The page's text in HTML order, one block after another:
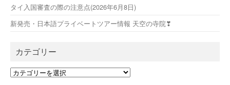
タイ入国審査の際の注意点(2026年6月8日)
新発売・日本語プライベートツアー情報 天空の寺院❣
カテゴリー
カ